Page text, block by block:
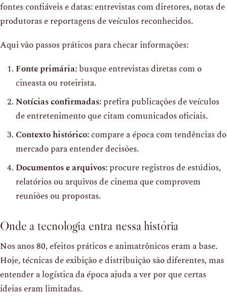
fontes confiáveis e datas: entrevistas com diretores, notas de
produtoras e reportagens de veículos reconhecidos.
Aqui vão passos práticos para checar informações:
Fonte primária:busque entrevistas diretas com o
cineasta ou roteirista.
Notícias confirmadas:prefira publicações de veículos
de entretenimento que citam comunicados oficiais.
Contexto histórico:compare a época com tendências do
mercado para entender decisões.
Documentos e arquivos:procure registros de estúdios,
relatórios ou arquivos de cinema que comprovem
reuniões ou propostas.
Onde a tecnologia entra nessa história
Nos anos 80, efeitos práticos e animatrônicos eram a base.
Hoje, técnicas de exibição e distribuição são diferentes, mas
entender a logística da época ajuda a ver por que certas
ideias eram limitadas.